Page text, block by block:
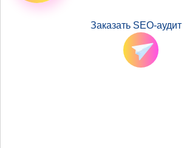
Заказать SEO-аудит